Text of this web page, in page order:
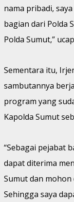
nama pribadi,
bagian dari Polda
Polda Sumut,”
Sementara itu,
sambutannya
program yang
Kapolda Sumut
“Sebagai pejabat
dapat diterima
Sumut dan
Sehingga saya